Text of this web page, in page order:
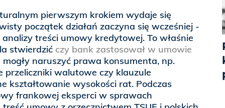
pierwszym krokiem wydaje się
początek działań zaczyna się wcześniej -
treści umowy kredytowej. To właśnie
stwierdzić czy bank zastosował w umowie
mogły naruszyć prawa konsumenta, np.
przeliczniki walutowe czy klauzule
kształtowanie wysokości rat. Podczas
frankowej eksperci w sprawach